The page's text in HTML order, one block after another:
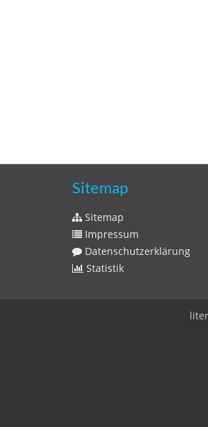
Sitemap
Sitemap
Impressum
Datenschutzerklärung
Statistik